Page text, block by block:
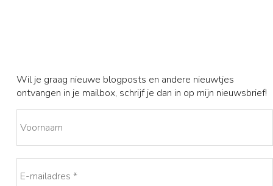
Wil je graag nieuwe blogposts en andere nieuwtjes
ontvangen in je mailbox, schrijf je dan in op mijn nieuwsbrief!